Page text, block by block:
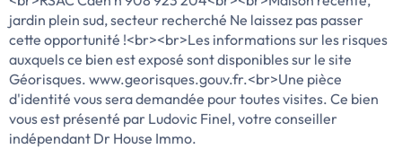
jardin plein sud, secteur recherché Ne laissez pas passer
cette opportunité !<br><br>Les informations sur les risques
auxquels ce bien est exposé sont disponibles sur le site
Géorisques. www.georisques.gouv.fr.<br>Une pièce
d'identité vous sera demandée pour toutes visites. Ce bien
vous est présenté par Ludovic Finel, votre conseiller
indépendant Dr House Immo.